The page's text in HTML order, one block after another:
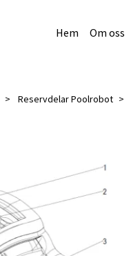
Hem Om oss
Reservdelar Poolrobot